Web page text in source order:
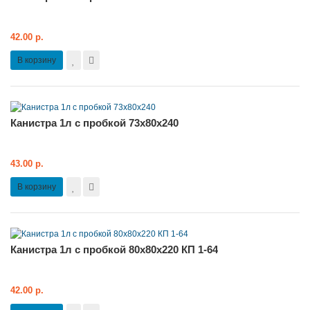
42.00 р.
В корзину
Канистра 1л с пробкой 73х80х240
43.00 р.
В корзину
Канистра 1л с пробкой 80х80х220 КП 1-64
42.00 р.